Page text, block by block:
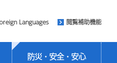
Languages 閲覧補助機能
防災・安全・安心